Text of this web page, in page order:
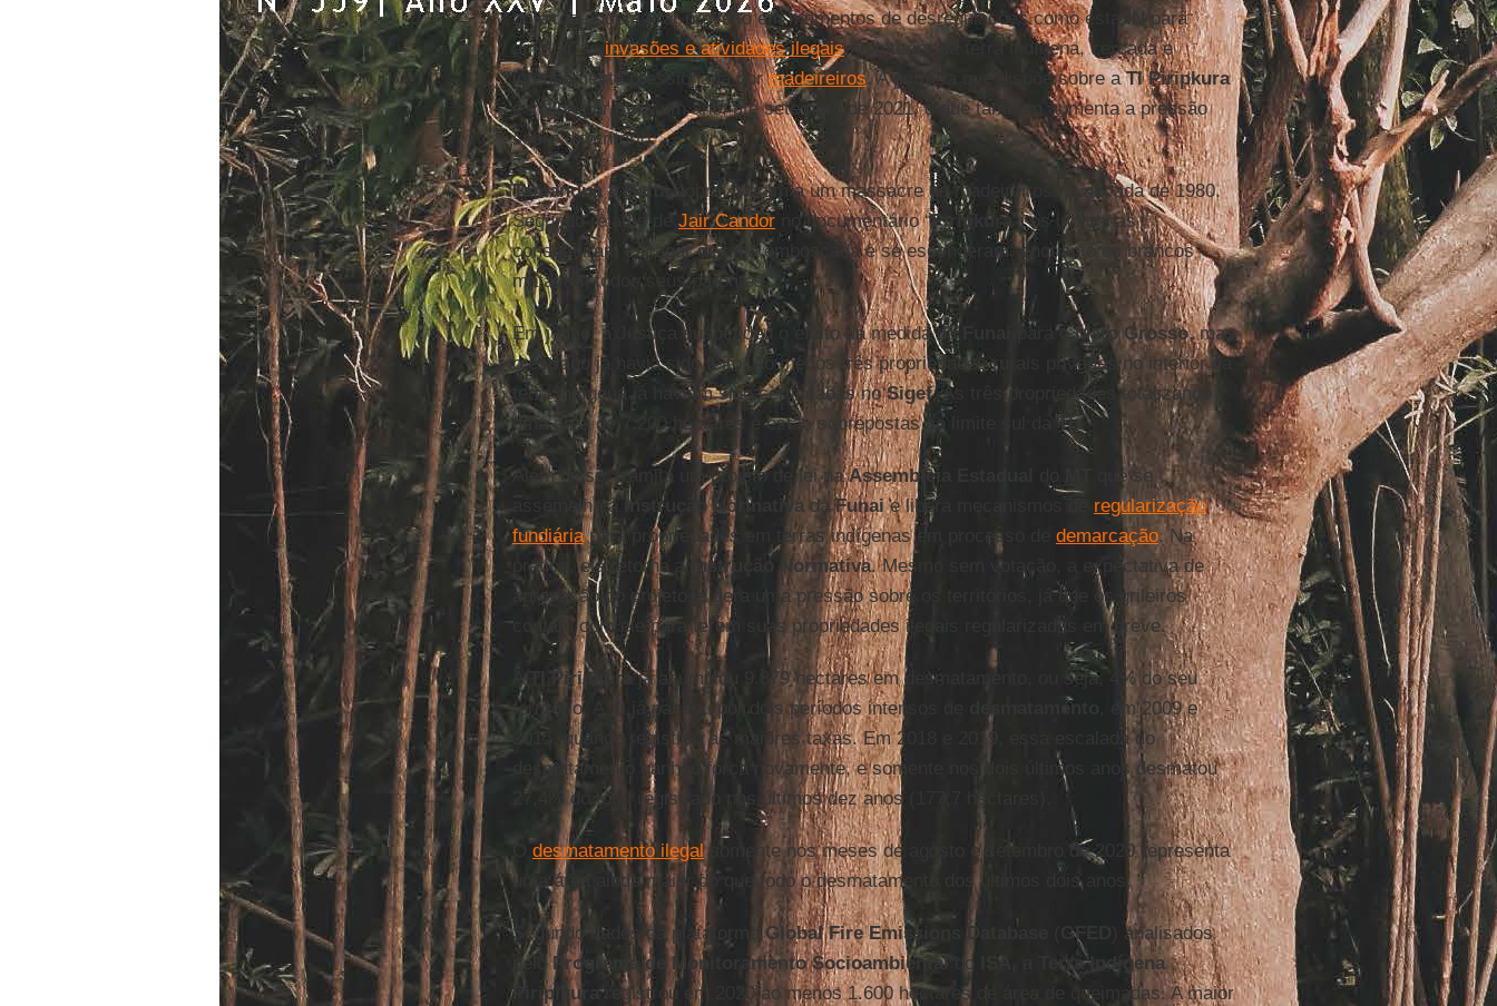
grileiros podem tirar proveito em momentos de desregulações como esta IN para
ampliar asinvasões e atividades ilegaisno interior da terra indígena, cercada e
intensamente pressionada pormadeireiros. A portaria que dispõe sobre aTI Piripkura
é válida por mais um ano, até setembro de 2021, o que também aumenta a pressão
sobre o território.
TamanduaeBaitasobreviveram a um massacre de madeireiros na década de 1980.
Segundo relatos deJair Candorno documentário “Piripkura ”, os indígenas
conseguiram escapar de uma emboscada e se esconderam, enquanto os brancos
matavam todos seus parentes.
Em junho, a Justiça suspendeu o efeito da medida da para oMato Grosso, mas
o estrago já havia sido feito. Ao menos três propriedades rurais privadas no interior da
terra indígena já haviam sido certificadas noSigef. As três propriedades totalizando
uma área de 7.200 hectares e estão sobrepostas ao limite sul da TI.
Além disso, tramita um projeto de lei naAssembleia Estadual
que se
assemelha à Instrução Normativa da Funaie libera mecanismos de regularização
fundiáriapara propriedades em terras indígenas em processo de demarcação. Na
prática, ela retorna a
Instrução Normativa. Mesmo sem votação, a expectativa de
aprovação do projeto já gera uma pressão sobre os territórios, já que os grileiros
contam com ele para terem suas propriedades ilegais regularizadas em breve.
A TI Piripkurajá acumulou 9.879 hectares em desmatamento, ou seja, 4% do seu
território. A
já passou por dois períodos intensos de desmatamento
, em 2009 e
2015, quando registrou as maiores taxas. Em 2018 e 2019, essa escalada do
desmatamento ganhou força novamente, e somente nos dois últimos anos desmatou
27,4% do total registrado nos últimos dez anos (177,7 hectares).
desmatamento ilegalsomente nos meses de agosto e setembro de 2020 representa
uma área ainda maior do que todo o desmatamento dos últimos dois anos.
Segundo dados da plataforma Global Fire Emissions Database GFED
) analisados
peloPrograma de Monitoramento Socioambiental do ISA
Terra Indígena
Piripikura registrou em 2020 ao menos 1.600 hectares de área de queimadas. A maior